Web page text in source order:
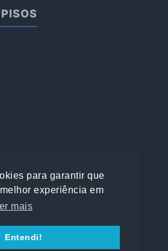
para garantir que
experiência em
mais
Entendi!